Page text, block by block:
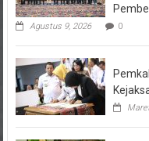
Agustus 9, 2026 0